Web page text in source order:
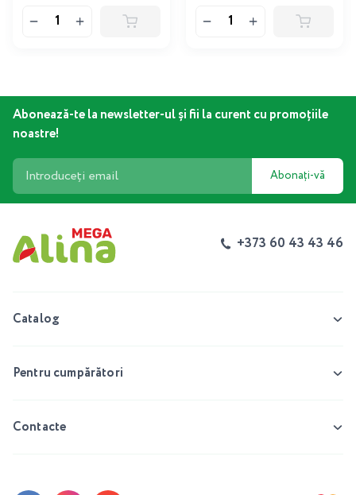
Abonează-te la newsletter-ul și fii la curent cu promoțiile
noastre!
Abonați-vă
+373 60 43 43 46
Catalog
Pentru cumpărători
Contacte